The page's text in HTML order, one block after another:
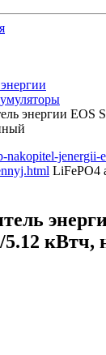
энергии EOS
nakopitel-jenergii-
LiFePO4
кВтч,